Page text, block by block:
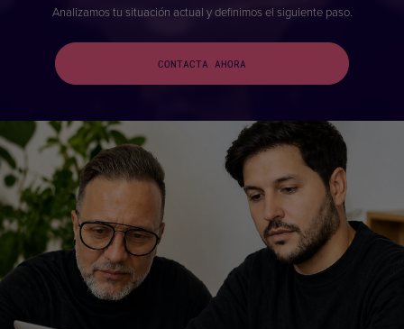
Analizamos tu situación actual y definimos el siguiente paso.
CONTACTA AHORA